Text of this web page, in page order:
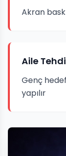
Akran
Aile
Genç
yapılır